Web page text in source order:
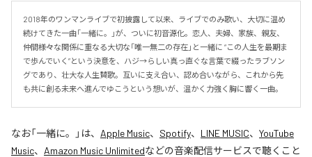
2018年のワンマンライブで初披露して以来、ライブでのみ歌い、大切に温め
続けてきた一曲「一緒に。」が、ついに初音源化。恋人、夫婦、家族、親友、
仲間――様々な関係に重なる大切な「唯一無二の存在」と一緒に “この人生を最期ま
で歩んでいく”という決意を、ハジ→らしい真っ直ぐな言葉で綴ったラブソン
グであり、壮大な人生賛歌。互いに支え合い、認め合いながら、これから先
も共に創る未来へ進んでゆこうという想いが、温かく力強く胸に響く一曲。
なお「一緒に。 」は、 Apple Music、 Spotify、 LINE MUSIC、 YouTube
Music、 Amazon Music Unlimitedなどの音楽配信サービスで聴くこと